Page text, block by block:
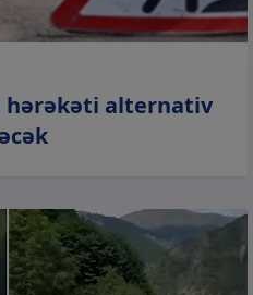
hərəkəti alternativ